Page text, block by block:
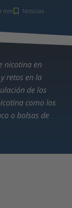
min Noticias
nicotina en
retos en la
de los
como los
o bolsas de